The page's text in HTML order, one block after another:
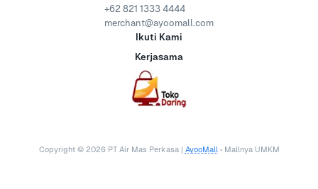
+62 821 1333 4444
merchant@ayoomall.com
Ikuti Kami
Kerjasama
Copyright © 2026 PT Air Mas Perkasa | AyooMall • Mallnya UMKM